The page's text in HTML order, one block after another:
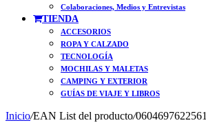
Colaboraciones, Medios y Entrevistas
TIENDA
ACCESORIOS
ROPA Y CALZADO
TECNOLOGÍA
MOCHILAS Y MALETAS
CAMPING Y EXTERIOR
GUÍAS DE VIAJE Y LIBROS
Inicio/EAN List del producto/0604697622561